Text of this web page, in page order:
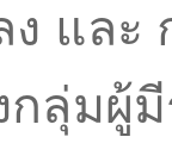
ง และ
กลุ่มผู้